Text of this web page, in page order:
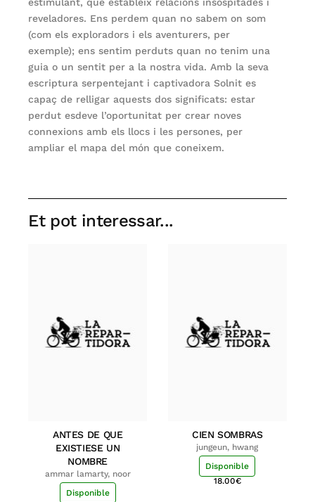
reveladores. Ens perdem quan no sabem on som
(com els exploradors i els aventurers, per
exemple); ens sentim perduts quan no tenim una
guia o un sentit per a la nostra vida. Amb la seva
escriptura serpentejant i captivadora Solnit es
capaç de relligar aquests dos significats: estar
perdut esdeve l’oportunitat per crear noves
connexions amb els llocs i les persones, per
ampliar el mapa del món que coneixem.
Et pot interessar...
ANTES DE QUE
EXISTIESE UN
NOMBRE
ammar lamarty, noor
Disponible
CIEN SOMBRAS
jungeun, hwang
Disponible
18.00€